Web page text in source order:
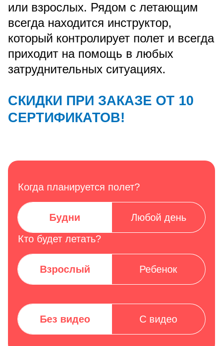
или взрослых. Рядом с летающим
всегда находится инструктор,
который контролирует полет и всегда
приходит на помощь в любых
затруднительных ситуациях.
СКИДКИ ПРИ ЗАКАЗЕ ОТ 10
СЕРТИФИКАТОВ!
Когда планируется полет?
Будни
Любой день
Кто будет летать?
Взрослый Ребенок
Без видео С видео